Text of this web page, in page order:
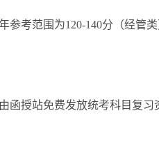
考范围为120-140分（经管类
授站免费发放统考科目复习